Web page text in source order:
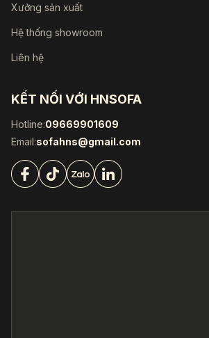
Xưởng sản xuất
Hệ thống showroom
Liên hệ
KẾT NỐI VỚI HNSOFA
Hotline:09669901609
Email:sofahns@gmail.com